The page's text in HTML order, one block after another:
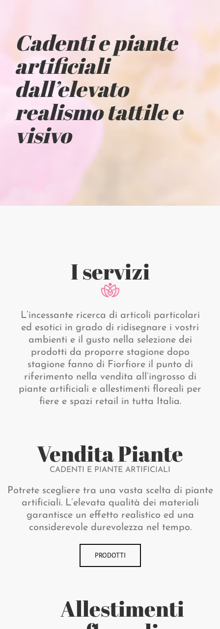
Cadenti e piante
artificiali
dall’elevato
realismo tattile e
visivo
I servizi
L’incessante ricerca di articoli particolari
ed esotici in grado di ridisegnare i vostri
ambienti e il gusto nella selezione dei
prodotti da proporre stagione dopo
stagione fanno di Fiorfiore il punto di
riferimento nella vendita all’ingrosso di
piante artificiali e allestimenti floreali per
fiere e spazi retail in tutta Italia.
Vendita Piante
CADENTI E PIANTE ARTIFICIALI
Potrete scegliere tra una vasta scelta di piante
artificiali. L’elevata qualità dei materiali
garantisce un effetto realistico ed una
considerevole durevolezza nel tempo.
PRODOTTI
Allestimenti